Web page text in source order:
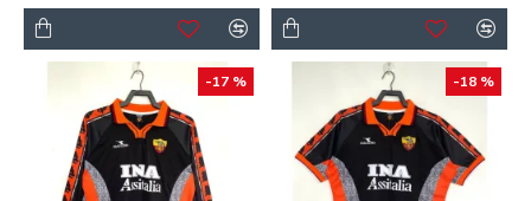
-17 % -18 %